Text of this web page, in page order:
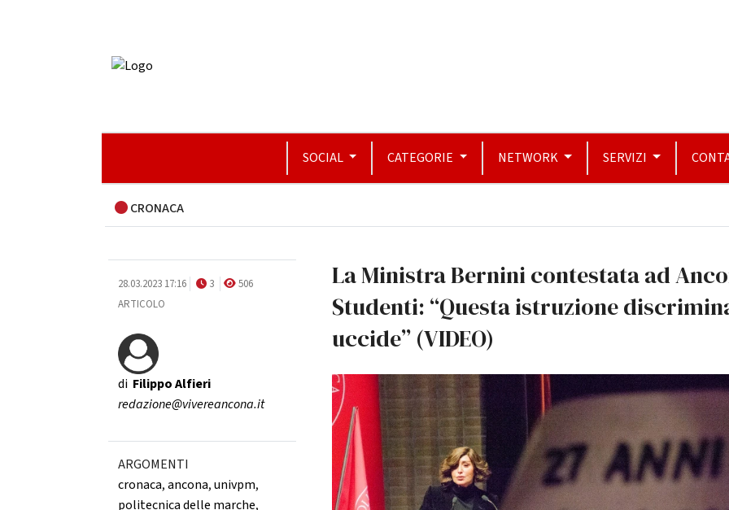
SOCIAL CATEGORIE NETWORK SERVIZI
CRONACA
28.03.2023 17:16 3
506
ARTICOLO
diFilippo Alfieri
redazione@vivereancona.it
ARGOMENTI
cronaca,ancona,univpm,
politecnica delle marche,
La Ministra Bernini contestata ad
Studenti: “Questa istruzione
uccide” (VIDEO)